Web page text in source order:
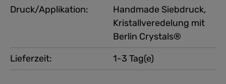
Druck/Applikation:
Handmade Siebdruck,
Kristallveredelung mit
Berlin Crystals®
Lieferzeit: 1-3 Tag(e)